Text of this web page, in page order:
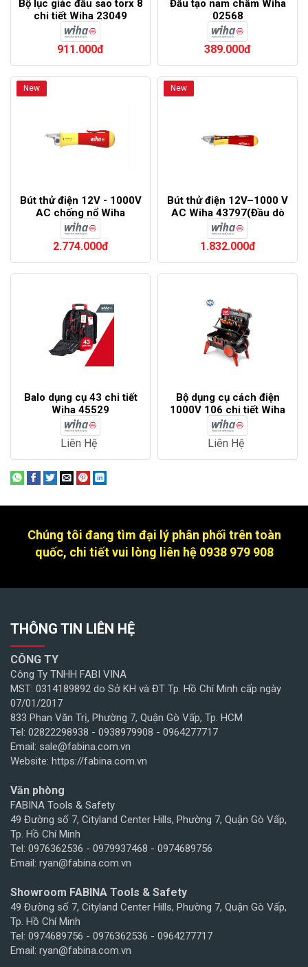
Bộ lục giác đầu sao torx 8
chi tiết Wiha 23049
911.000đ
Đầu tạo nam châm Wiha
02568
389.000đ
New
Bút thử điện 12V - 1000V
AC chống nổ Wiha
44309(Đầu dò điện không
tiếp xúc)
2.774.000đ
New
Bút thử điện 12V–1000 V
AC Wiha 43797(Đầu dò
điện không tiếp xúc)
1.832.000đ
Balo dụng cụ 43 chi tiết
Wiha 45529
Liên Hệ
Bộ dụng cụ cách điện
1000V 106 chi tiết Wiha
44128
Liên Hệ
Chúng tôi đang tìm đại lý phân phối trên toàn
quốc, chi tiết vui lòng liên hệ 0938 979 908
THÔNG TIN LIÊN HỆ
CÔNG TY
Công Ty TNHH FABI VINA
MST: 0314189892 do Sở KH và ĐT Tp. Hồ Chí Minh cấp ngày
07/01/2017
833 Phan Văn Trị, Phường 7, Quận Gò Vấp, Tp. HCM
Tel: 02822298938 - 0938979908 - 0964277717
Email: sale@fabina.com.vn
Website: https://fabina.com.vn
Văn phòng
FABINA Tools & Safety
49 Đường số 7, Cityland Center Hills, Phường 7, Quận Gò Vấp,
Tp. Hồ Chí Minh
Tel: 0976362536 - 0979937468 - 0974689756
Email: ryan@fabina.com.vn
Showroom FABINA Tools & Safety
49 Đường số 7, Cityland Center Hills, Phường 7, Quận Gò Vấp,
Tp. Hồ Chí Minh
Tel: 0974689756 - 0976362536 - 0964277717
Email: ryan@fabina.com.vn